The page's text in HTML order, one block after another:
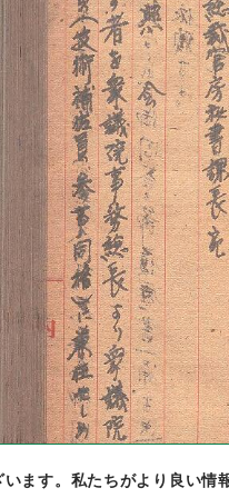
ます。 私たちがより良い情